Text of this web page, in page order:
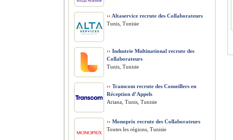
›› Altaservice recrute des Collaborateurs
Tunis, Tunisie
›› Industrie Multinational recrute des
Collaborateurs
Tunis, Tunisie
›› Transcom recrute des Conseillers en
Réception d’Appels
Ariana, Tunis, Tunisie
›› Monoprix recrute des Collaborateurs
Toutes les régions, Tunisie